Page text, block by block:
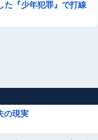
た『少年犯罪』で打線
の現実